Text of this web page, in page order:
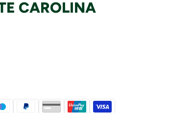
CAROLINA